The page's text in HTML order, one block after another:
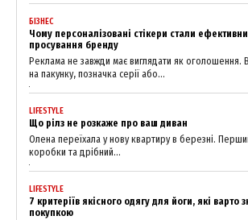
БІЗНЕС
Чому персоналізовані стікери стали
просування бренду
Реклама не завжди має виглядати як оголошення.
на пакунку, позначка серії або...
LIFESTYLE
Що рілз не розкаже про ваш диван
Олена переїхала у нову квартиру в березні.
коробки та дрібний...
LIFESTYLE
7 критеріїв якісного одягу для йоги, які варто
покупкою